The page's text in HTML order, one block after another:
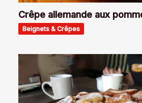
Crêpe allemande aux
Beignets & Crêpes